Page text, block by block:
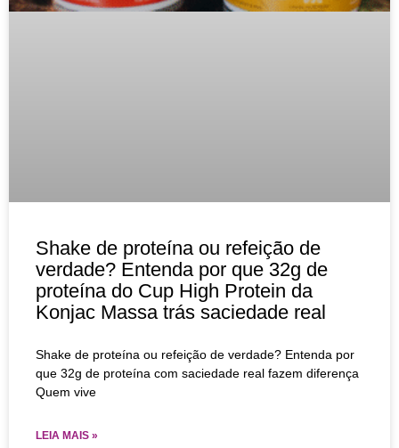
Shake de proteína ou refeição de
verdade? Entenda por que 32g de
proteína do Cup High Protein da
Konjac Massa trás saciedade real
Shake de proteína ou refeição de verdade? Entenda por
que 32g de proteína com saciedade real fazem diferença
Quem vive
LEIA MAIS »